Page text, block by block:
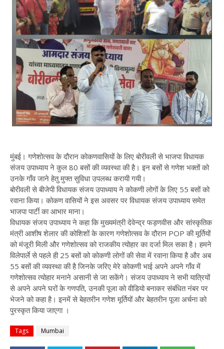
मुंबई। गणेशोत्सव के दौरान कोकणवासियों के लिए बोरीवली से भाजपा विधायक
संजय उपाध्याय ने कुल 80 बसों की व्यवस्था की है। इन बसों से गणेश भक्तों को
उनके गाँव जाने हेतु मुफ्त सुविधा उपलब्ध करायी गयी।
बोरीवली से बीजेपी विधायक संजय उपाध्याय ने कोकणी लोगों के लिए 55 बसों को
रवाना किया। कोकण वासियों ने इस अवसर पर विधायक संजय उपाध्याय समेत
भाजपा पार्टी का आभार माना।
विधायक संजय उपाध्याय ने कहा कि मुख्यमंत्री देवेन्द्र फड़णवीस और सांस्कृतिक
मंत्री आशीष शेलार की कोशिशों के कारण गणेशोत्सव के दौरान POP की मूर्तियों
को मंजूरी मिली और गणेशोत्सव को राजकीय त्योहार का दर्जा मिल सका है। हमने
विलेपार्ले से पहले ही 25 बसों को कोकणी लोगों की सेवा में रवाना किया है और अब
55 बसों की व्यवस्था की है जिनके जरिए मेरे कोकणी भाई अपने अपने गाँव में
गणेशोत्सव त्योहार मनाने असानी से जा सकेंगे। संजय उपाध्याय ने सभी यात्रियों
से अपने अपने घरों के गणपति, उनकी पूजा को वीडियो बनाकर संबंधित नंबर पर
भेजने को कहा है। इनमें से बेहतरीन गणेश मूर्तियों और बेहतरीन पूजा अर्चना को
पुरस्कृत किया जाएगा ।
Tags Mumbai